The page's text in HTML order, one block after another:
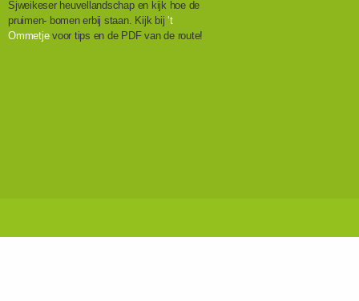
Sjweikeser heuvellandschap en kijk hoe de
pruimen- bomen erbij staan. Kijk bij‘t
Ommetjevoor tips en de PDF van de route!